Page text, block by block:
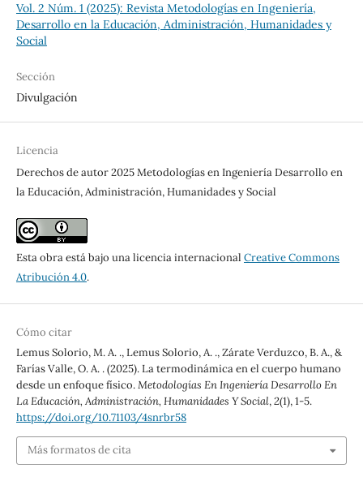
Vol. 2 Núm. 1 (2025): Revista Metodologías en Ingeniería,
Desarrollo en la Educación, Administración, Humanidades y
Social
Sección
Divulgación
Licencia
Derechos de autor 2025 Metodologías en Ingeniería Desarrollo en
la Educación, Administración, Humanidades y Social
Esta obra está bajo una licencia internacional Creative Commons
Atribución 4.0.
Cómo citar
Lemus Solorio, M. A. ., Lemus Solorio, A. ., Zárate Verduzco, B. A., &
Farías Valle, O. A. . (2025). La termodinámica en el cuerpo humano
desde un enfoque físico.Metodologías En Ingeniería Desarrollo En
La Educación, Administración, Humanidades Y Social,2(1), 1-5.
https://doi.org/10.71103/4snrbr58
Más formatos de cita